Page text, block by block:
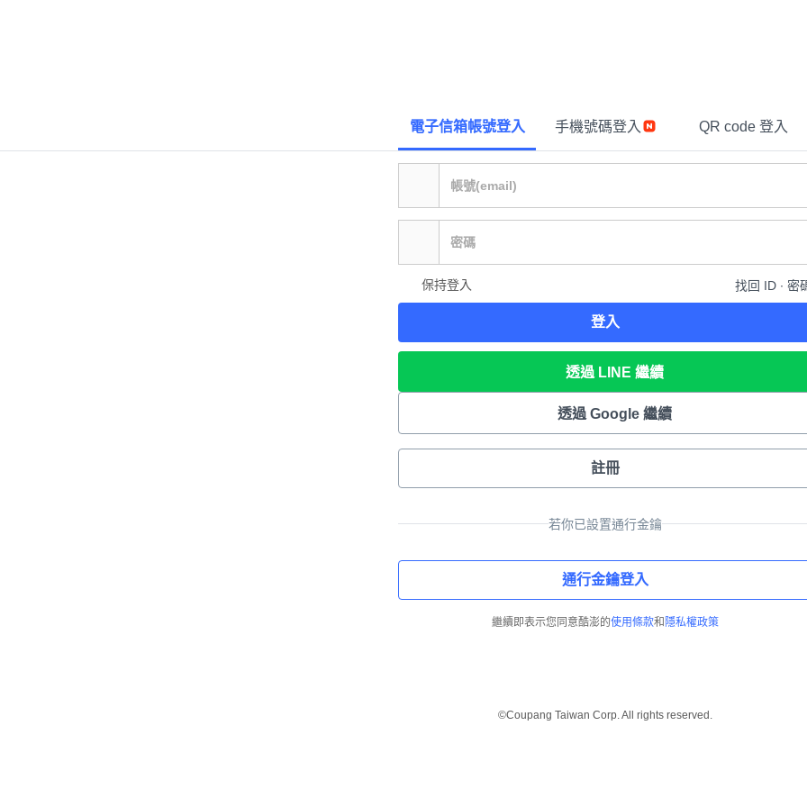
電子信箱帳號登入 手機號碼登入 QR code 登入
保持登入 找回 ID ∙ 密
登入
透過 LINE 繼續
透過 Google 繼續
註冊
若你已設置通行金鑰
通行金鑰登入
繼續即表示您同意酷澎的使用條款和 隱私權政策
©Coupang Taiwan Corp. All rights reserved.